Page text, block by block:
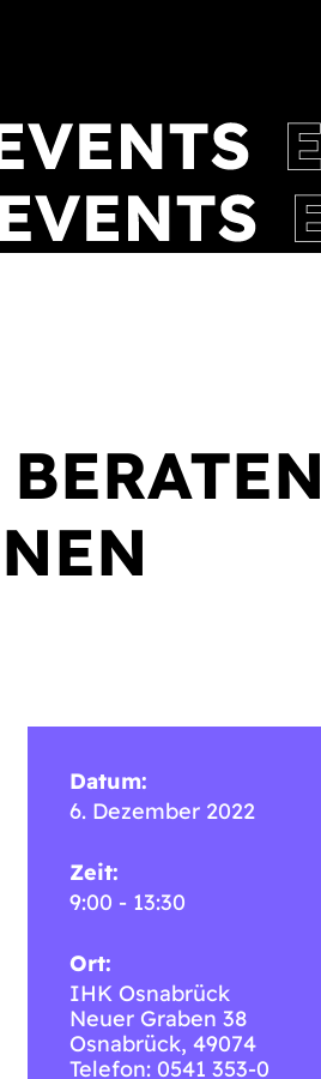
Datum:
6. Dezember 2022
Zeit:
9:00 - 13:30
Ort:
IHK Osnabrück
Neuer Graben 38
Osnabrück, 49074
Telefon: 0541 353-0